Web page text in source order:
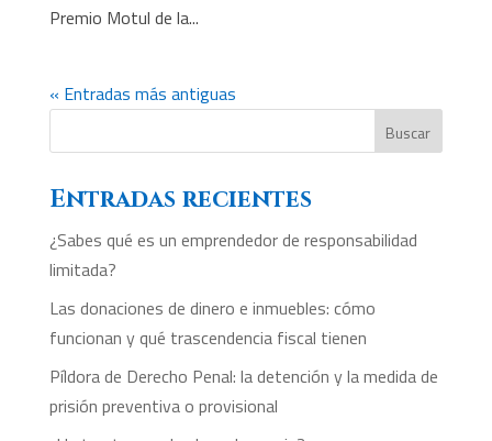
Premio Motul de la...
« Entradas más antiguas
Buscar
Entradas recientes
¿Sabes qué es un emprendedor de responsabilidad
limitada?
Las donaciones de dinero e inmuebles: cómo
funcionan y qué trascendencia fiscal tienen
Píldora de Derecho Penal: la detención y la medida de
prisión preventiva o provisional